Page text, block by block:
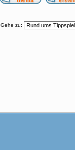
Gehe zu: